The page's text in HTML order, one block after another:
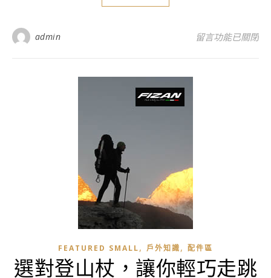
admin 在〈登山裝備怎
留言功能已關閉
FEATURED SMALL, 戶外知識, 配件區
選對登山杖，讓你輕巧走跳